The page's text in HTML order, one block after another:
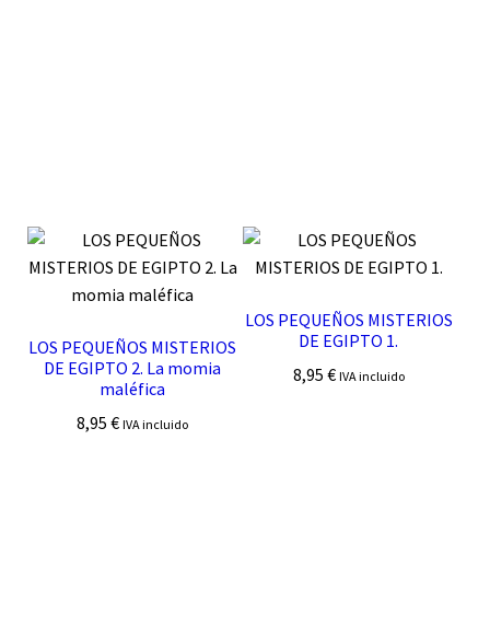
LOS PEQUEÑOS MISTERIOS
DE EGIPTO 2. La momia
maléfica
8,95€ IVA incluido
LOS PEQUEÑOS MISTERIOS
DE EGIPTO 1.
8,95 € IVA incluido